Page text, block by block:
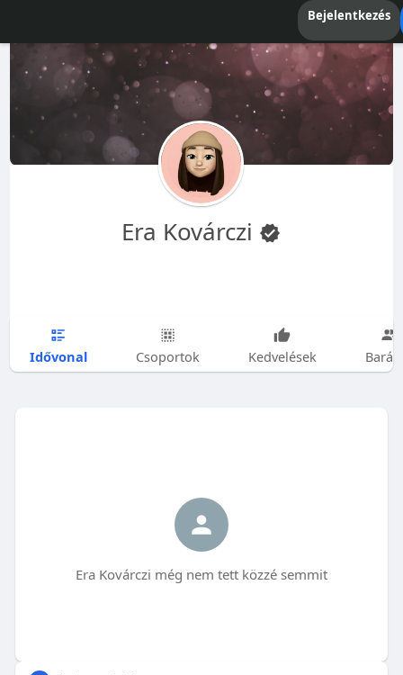
Bejelentkezés
Era Kovárczi
Idővonal Csoportok Kedvelések
Era Kovárczi még nem tett közzé semmit